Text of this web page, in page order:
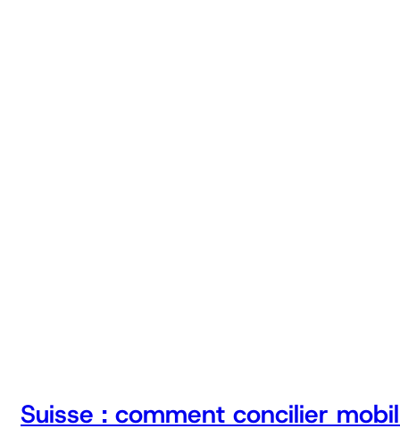
Suisse : comment concilier